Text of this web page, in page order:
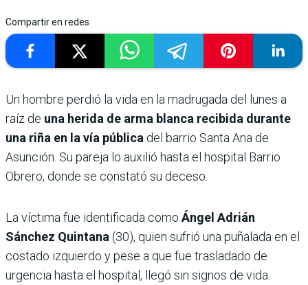
Compartir en redes
Un hombre perdió la vida en la madrugada del lunes a
raíz de una herida de arma blanca recibida durante
una riña en la vía pública del barrio Santa Ana de
Asunción. Su pareja lo auxilió hasta el hospital Barrio
Obrero, donde se constató su deceso.
La víctima fue identificada como Ángel Adrián
Sánchez Quintana (30), quien sufrió una puñalada en el
costado izquierdo y pese a que fue trasladado de
urgencia hasta el hospital, llegó sin signos de vida.